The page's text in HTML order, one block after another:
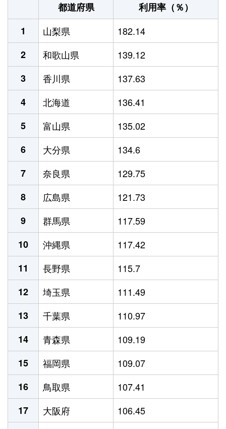
都道府県
利用率（％）
1
山梨県
182.14
2
和歌山県
139.12
3
香川県
137.63
4
北海道
136.41
5
富山県
135.02
6
大分県
134.6
7
奈良県
129.75
8
広島県
121.73
9
群馬県
117.59
10
沖縄県
117.42
11
長野県
115.7
12
埼玉県
111.49
13
千葉県
110.97
14
青森県
109.19
15
福岡県
109.07
16
鳥取県
107.41
17
大阪府
106.45